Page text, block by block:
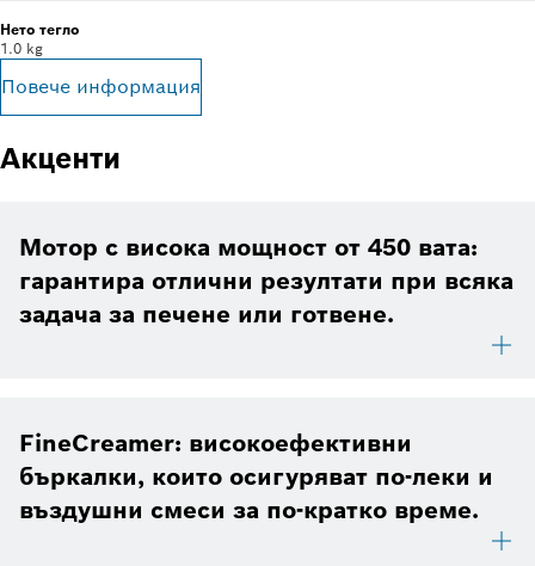
Нето тегло
1.0 kg
Повече информация
Акценти
Мотор с висока мощност от 450 вата:
гарантира отлични резултати при всяка
задача за печене или готвене.
FineCreamer: високоефективни
бъркалки, които осигуряват по-леки и
въздушни смеси за по-кратко време.